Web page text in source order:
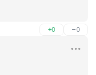
+0 –0